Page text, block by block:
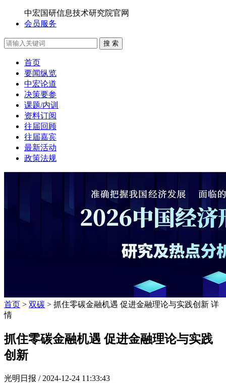
中宏国研信息技术研究院官网
会员服务
搜 索
首页
要闻纵览
中宏论道
决策要参
课题/内训
资料订阅
往届回顾
往届嘉宾
最新活动
政策法规
首页 > 双碳 > 抓住零碳金融机遇 促进金融理论与实践创新 详
情
抓住零碳金融机遇 促进金融理论与实践
创新
光明日报 / 2024-12-24 11:33:43